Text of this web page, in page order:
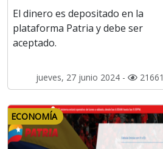
El dinero es depositado en la
plataforma Patria y debe ser
aceptado.
jueves, 27 junio 2024 - 21661
ECONOMÍA